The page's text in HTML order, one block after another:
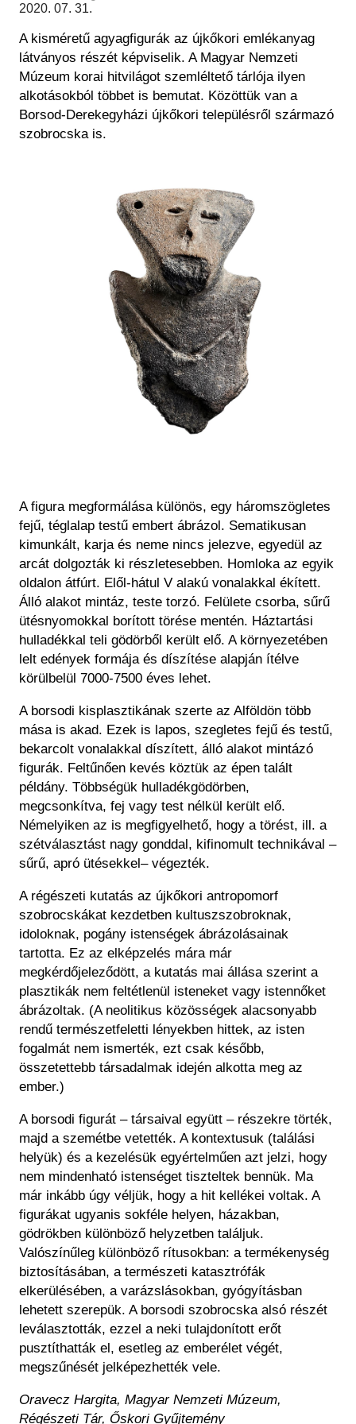
Régészet
Felnőttképzés
Közérdekű adatok
Történeti Fényképtár
Éremtár
Központi Könyvtár
2020. 07. 31.
A kisméretű agyagfigurák az újkőkori emlékanyag
látványos részét képviselik. A Magyar Nemzeti
Múzeum korai hitvilágot szemléltető tárlója ilyen
alkotásokból többet is bemutat. Közöttük van a
Borsod-Derekegyházi újkőkori településről származó
szobrocska is.
A figura megformálása különös, egy háromszögletes
fejű, téglalap testű embert ábrázol. Sematikusan
kimunkált, karja és neme nincs jelezve, egyedül az
arcát dolgozták ki részletesebben. Homloka az egyik
oldalon átfúrt. Elől-hátul V alakú vonalakkal ékített.
Álló alakot mintáz, teste torzó. Felülete csorba, sűrű
ütésnyomokkal borított törése mentén. Háztartási
hulladékkal teli gödörből került elő. A környezetében
lelt edények formája és díszítése alapján ítélve
körülbelül 7000-7500 éves lehet.
A borsodi kisplasztikának szerte az Alföldön több
mása is akad. Ezek is lapos, szegletes fejű és testű,
bekarcolt vonalakkal díszített, álló alakot mintázó
figurák. Feltűnően kevés köztük az épen talált
példány. Többségük hulladékgödörben,
megcsonkítva, fej vagy test nélkül került elő.
Némelyiken az is megfigyelhető, hogy a törést, ill. a
szétválasztást nagy gonddal, kifinomult technikával –
sűrű, apró ütésekkel– végezték.
A régészeti kutatás az újkőkori antropomorf
szobrocskákat kezdetben kultuszszobroknak,
idoloknak, pogány istenségek ábrázolásainak
tartotta. Ez az elképzelés mára már
megkérdőjeleződött, a kutatás mai állása szerint a
plasztikák nem feltétlenül isteneket vagy istennőket
ábrázoltak. (A neolitikus közösségek alacsonyabb
rendű természetfeletti lényekben hittek, az isten
fogalmát nem ismerték, ezt csak később,
összetettebb társadalmak idején alkotta meg az
ember.)
A borsodi figurát – társaival együtt – részekre törték,
majd a szemétbe vetették. A kontextusuk (találási
helyük) és a kezelésük egyértelműen azt jelzi, hogy
nem mindenható istenséget tiszteltek bennük. Ma
már inkább úgy véljük, hogy a hit kellékei voltak. A
figurákat ugyanis sokféle helyen, házakban,
gödrökben különböző helyzetben találjuk.
Valószínűleg különböző rítusokban: a termékenység
biztosításában, a természeti katasztrófák
elkerülésében, a varázslásokban, gyógyításban
lehetett szerepük. A borsodi szobrocska alsó részét
leválasztották, ezzel a neki tulajdonított erőt
pusztíthatták el, esetleg az emberélet végét,
megszűnését jelképezhették vele.
Oravecz Hargita, Magyar Nemzeti Múzeum,
Régészeti Tár, Őskori Gyűjtemény